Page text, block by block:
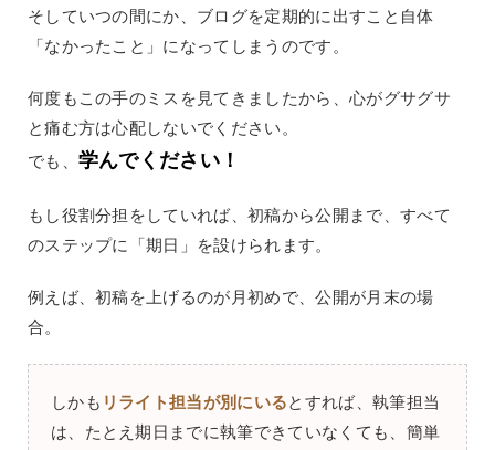
そしていつの間にか、ブログを定期的に出すこと自体
「なかったこと」になってしまうのです。
何度もこの手のミスを見てきましたから、心がグサグサ
と痛む方は心配しないでください。
でも、 学んでください！
もし役割分担をしていれば、初稿から公開まで、すべて
のステップに「期日」を設けられます。
例えば、初稿を上げるのが月初めで、公開が月末の場
合。
しかも リライト担当が別にいるとすれば、執筆担当
は、たとえ期日までに執筆できていなくても、簡単